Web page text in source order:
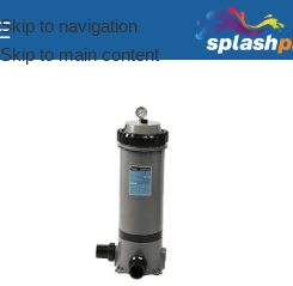
Skip to navigation
Skip to main content
Inicio Equipamiento y Accesorios